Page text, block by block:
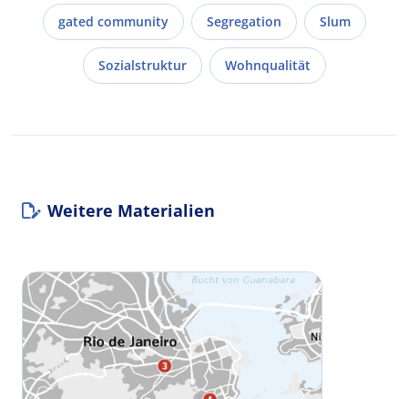
gated community Segregation Slum
Sozialstruktur Wohnqualität
Weitere Materialien